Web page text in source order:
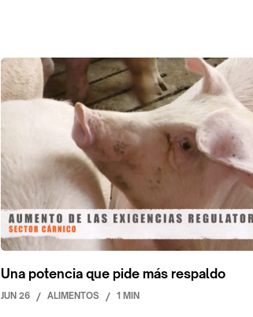
Una potencia que pide más respaldo
JUN 26 / ALIMENTOS / 1 MIN